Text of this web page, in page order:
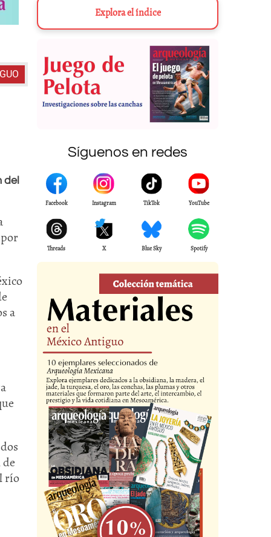
El suroeste de Estados Unidos / Noroeste de
del
a
río
Explora el índice
Síguenos en redes
Facebook Instagram TikTok YouTube
Threads X Blue Sky Spotify